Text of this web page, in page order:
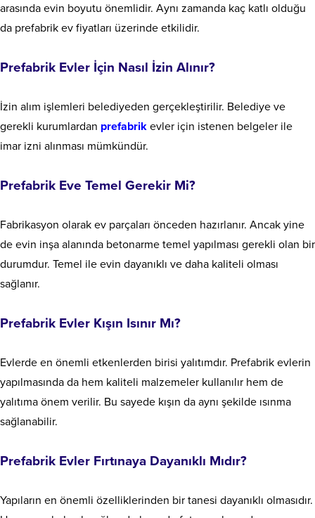
arasında evin boyutu önemlidir. Aynı zamanda kaç katlı olduğu
da prefabrik ev fiyatları üzerinde etkilidir.
Prefabrik Evler İçin Nasıl İzin Alınır?
İzin alım işlemleri belediyeden gerçekleştirilir. Belediye ve
gerekli kurumlardan prefabrik evler için istenen belgeler ile
imar izni alınması mümkündür.
Prefabrik Eve Temel Gerekir Mi?
Fabrikasyon olarak ev parçaları önceden hazırlanır. Ancak yine
de evin inşa alanında betonarme temel yapılması gerekli olan bir
durumdur. Temel ile evin dayanıklı ve daha kaliteli olması
sağlanır.
Prefabrik Evler Kışın Isınır Mı?
Evlerde en önemli etkenlerden birisi yalıtımdır. Prefabrik evlerin
yapılmasında da hem kaliteli malzemeler kullanılır hem de
yalıtıma önem verilir. Bu sayede kışın da aynı şekilde ısınma
sağlanabilir.
Prefabrik Evler Fırtınaya Dayanıklı Mıdır?
Yapıların en önemli özelliklerinden bir tanesi dayanıklı olmasıdır.